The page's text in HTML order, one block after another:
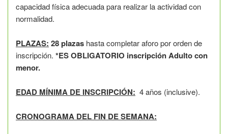
capacidad física adecuada para realizar la actividad con
normalidad.
PLAZAS: 28 plazas hasta completar aforo por orden de
inscripción. *ES OBLIGATORIO inscripción Adulto con
menor.
EDAD MÍNIMA DE INSCRIPCIÓN: 4 años (inclusive).
CRONOGRAMA DEL FIN DE SEMANA: